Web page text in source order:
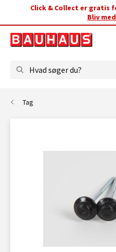
Click & Collect er gratis
Bliv
Hvad søger du?
Tag